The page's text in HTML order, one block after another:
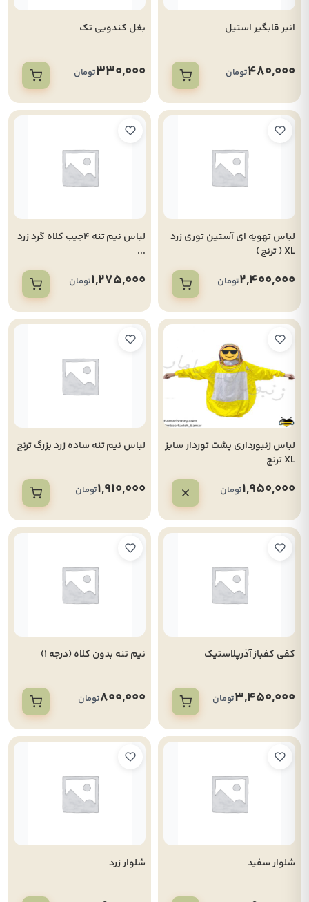
انبر قابگیر استیل
480,000تومان
بغل کندویی تک
330,000تومان
لباس تهویه ای آستین توری زرد
XL ( ترنج )
2,400,000تومان
لباس نیم تنه 4جیب کلاه گرد زرد
...
1,275,000تومان
لباس زنبورداری پشت توردار سایز
XL ترنج
1,950,000تومان
لباس نیم تنه ساده زرد بزرگ ترنج
1,910,000تومان
کفی کفباز آذرپلاستیک
3,450,000تومان
نیم تنه بدون کلاه (درجه 1)
800,000تومان
شلوار سفید شلوار زرد